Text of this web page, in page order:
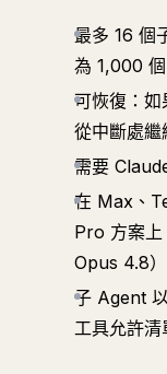
最多 16 個
為 1,000 個
可恢復：如
從中斷處繼
需要
在 Max、
Pro 方案上
Opus 4.8）
子 Agent
工具允許清